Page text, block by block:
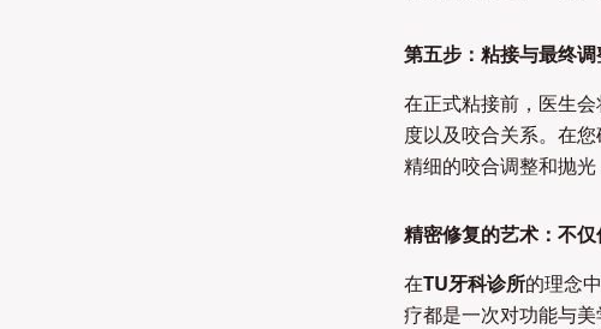
第五步：粘接与最终
在正式粘接前，医生
度以及咬合关系。在
精细的咬合调整和抛光
精密修复的艺术：不
在TU牙科诊所的理念
疗都是一次对功能与